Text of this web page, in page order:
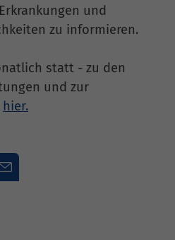
und
zu informieren.
statt - zu den
und zur
hier.